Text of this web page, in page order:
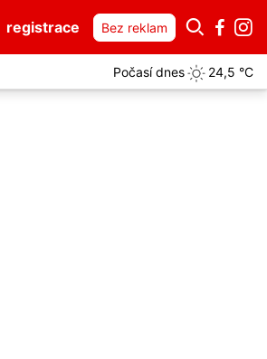
registrace Bez reklam
Počasí dnes 24,5 °C